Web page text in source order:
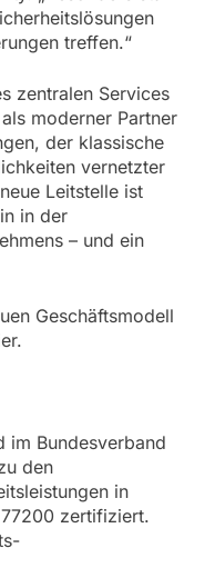
treffen.“
zentralen Services
moderner Partner
der klassische
vernetzter
Leitstelle ist
in der
– und ein
Geschäftsmodell
im Bundesverband
den
in
zertifiziert.